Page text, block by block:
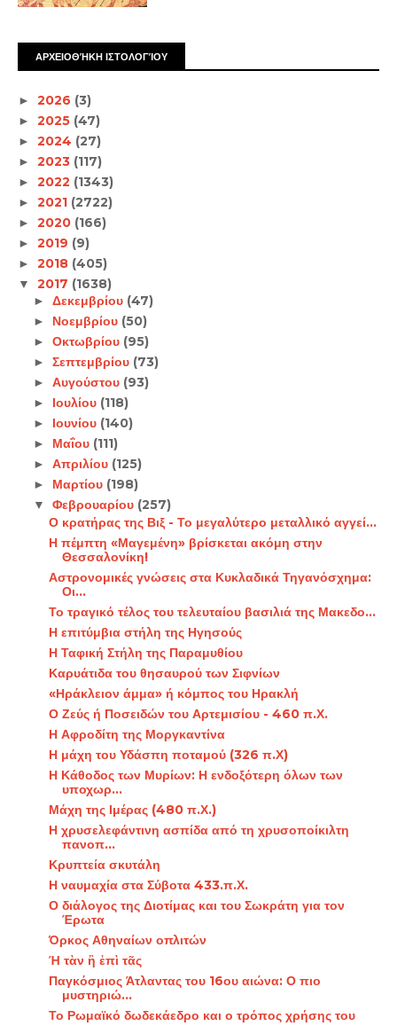
ΑΡΧΕΙΟΘΉΚΗ ΙΣΤΟΛΟΓΊΟΥ
► 2026 (3)
► 2025 (47)
► 2024 (27)
► 2023 (117)
► 2022 (1343)
► 2021 (2722)
► 2020 (166)
► 2019 (9)
► 2018 (405)
▼ 2017 (1638)
► Δεκεμβρίου (47)
► Νοεμβρίου (50)
► Οκτωβρίου (95)
► Σεπτεμβρίου (73)
► Αυγούστου (93)
► Ιουλίου (118)
► Ιουνίου (140)
► Μαΐου (111)
► Απριλίου (125)
► Μαρτίου (198)
▼ Φεβρουαρίου (257)
Ο κρατήρας της Βιξ - Το μεγαλύτερο μεταλλικό αγγεί...
Η πέμπτη «Μαγεμένη» βρίσκεται ακόμη στην
Θεσσαλονίκη!
Αστρονομικές γνώσεις στα Κυκλαδικά Τηγανόσχημα:
Οι...
Το τραγικό τέλος του τελευταίου βασιλιά της Μακεδο...
Η επιτύμβια στήλη της Ηγησούς
Η Ταφική Στήλη της Παραμυθίου
Καρυάτιδα του θησαυρού των Σιφνίων
«Ηράκλειον άμμα» ή κόμπος του Ηρακλή
Ο Ζεύς ή Ποσειδών του Αρτεμισίου - 460 π.Χ.
Η Αφροδίτη της Μοργκαντίνα
Η μάχη του Υδάσπη ποταμού (326 π.Χ)
Η Κάθοδος των Μυρίων: Η ενδοξότερη όλων των
υποχωρ...
Μάχη της Ιμέρας (480 π.Χ.)
Η χρυσελεφάντινη ασπίδα από τη χρυσοποίκιλτη
πανοπ...
Κρυπτεία σκυτάλη
Η ναυμαχία στα Σύβοτα 433.π.Χ.
Ο διάλογος της Διοτίμας και του Σωκράτη για τον
Έρωτα
Όρκος Αθηναίων οπλιτών
Ή τὰν ἢ ἐπὶ τᾶς
Παγκόσμιος Άτλαντας του 16ου αιώνα: Ο πιο
μυστηριώ...
Το Ρωμαϊκό δωδεκάεδρο και ο τρόπος χρήσης του